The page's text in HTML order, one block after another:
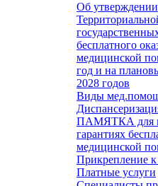
Об утверждении
бесплатного
медицинской
год и на
2028 годов
Виды
ПАМЯТКА для
гарантиях
медицинской
Прикрепление к
Платные услуги